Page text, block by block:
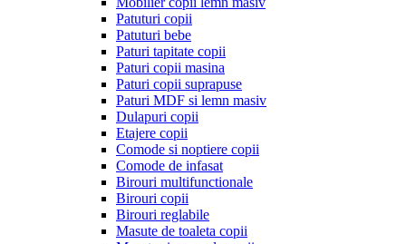
Patuturi copii
Patuturi bebe
Paturi tapitate copii
Paturi copii masina
Paturi copii suprapuse
Paturi MDF si lemn masiv
Dulapuri copii
Etajere copii
Comode si noptiere copii
Comode de infasat
Birouri multifunctionale
Birouri copii
Birouri reglabile
Masute de toaleta copii